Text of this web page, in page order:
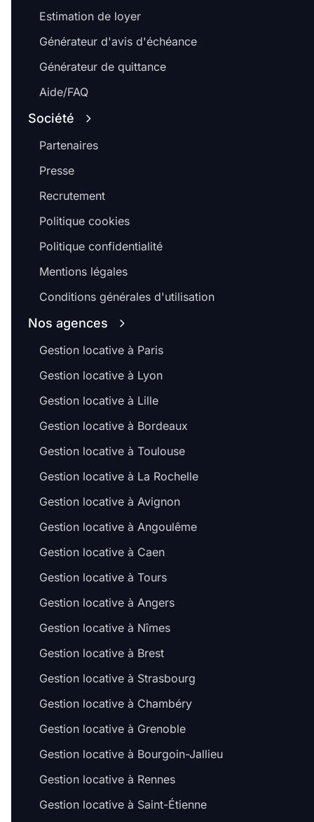
Estimation de loyer
Générateur d'avis d'échéance
Générateur de quittance
Aide/FAQ
Société
Partenaires
Presse
Recrutement
Politique cookies
Politique confidentialité
Mentions légales
Conditions générales d'utilisation
Nos agences
Gestion locative à Paris
Gestion locative à Lyon
Gestion locative à Lille
Gestion locative à Bordeaux
Gestion locative à Toulouse
Gestion locative à La Rochelle
Gestion locative à Avignon
Gestion locative à Angoulême
Gestion locative à Caen
Gestion locative à Tours
Gestion locative à Angers
Gestion locative à Nîmes
Gestion locative à Brest
Gestion locative à Strasbourg
Gestion locative à Chambéry
Gestion locative à Grenoble
Gestion locative à Bourgoin-Jallieu
Gestion locative à Rennes
Gestion locative à Saint-Étienne